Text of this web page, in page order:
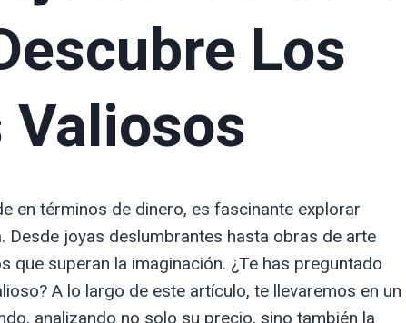
Los
en términos de dinero, es fascinante explorar
joyas deslumbrantes hasta obras de arte
superan la imaginación. ¿Te has preguntado
A lo largo de este artículo, te llevaremos en un
analizando no solo su precio, sino también la